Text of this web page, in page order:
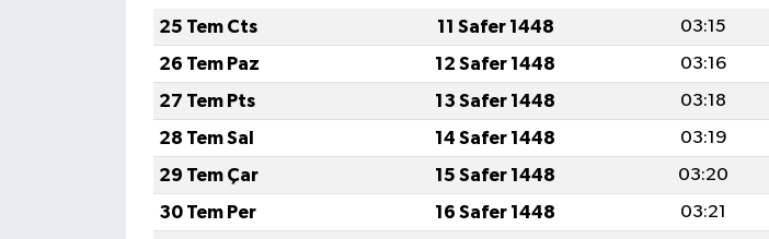
25 Tem Cts
11 Safer 1448 03:15
26 Tem Paz
12 Safer 1448 03:16
27 Tem Pts
13 Safer 1448 03:18
28 Tem Sal
14 Safer 1448 03:19
29 Tem Çar
15 Safer 1448 03:20
30 Tem Per
16 Safer 1448 03:21